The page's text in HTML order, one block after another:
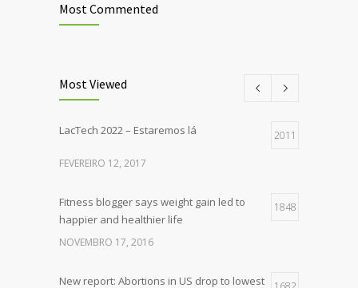
Most Commented
Most Viewed
LacTech 2022 – Estaremos lá 2011
FEVEREIRO 12, 2017
Fitness blogger says weight gain led to
happier and healthier life
1848
NOVEMBRO 17, 2016
New report: Abortions in US drop to lowest